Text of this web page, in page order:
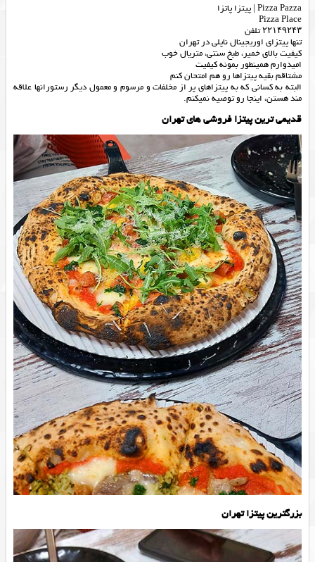
Pizza Pazza | پیتزا پاتزا
Pizza Place
۲۲۱۴۹۲۴۳ تلفن
تنها پیتزای اوریجینال ناپلی در تهران
کیفیت بالای خمیر، طبخ سنتی، متریال خوب
امیدوارم همینطور بمونه کیفیت
مشتاقم بقیه پیتزاها رو هم امتحان کنم
البته به کسانی که به پیتزاهای پر از مخلفات و مرسوم و معمول دیگر رستورانها علاقه
مند هستن، اینجا رو توصیه نمیکنم.
قدیمی ترین پیتزا فروشی های تهران
بزرگترین پیتزا تهران